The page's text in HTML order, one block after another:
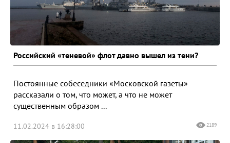
Российский «теневой» флот давно вышел из тени?
Постоянные собеседники «Московской газеты»
рассказали о том, что может, а что не может
существенным образом ...
11.02.2024 в 16:28:00 2189